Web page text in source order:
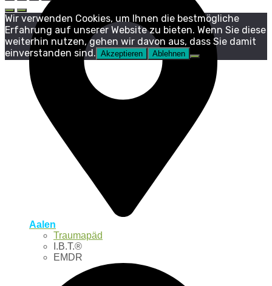
Aalen
Traumapäd
I.B.T.®
EMDR
Wir verwenden Cookies, um Ihnen die bestmögliche
Erfahrung auf unserer Website zu bieten. Wenn Sie diese
weiterhin nutzen, gehen wir davon aus, dass Sie damit
einverstanden sind. Akzeptieren Ablehnen